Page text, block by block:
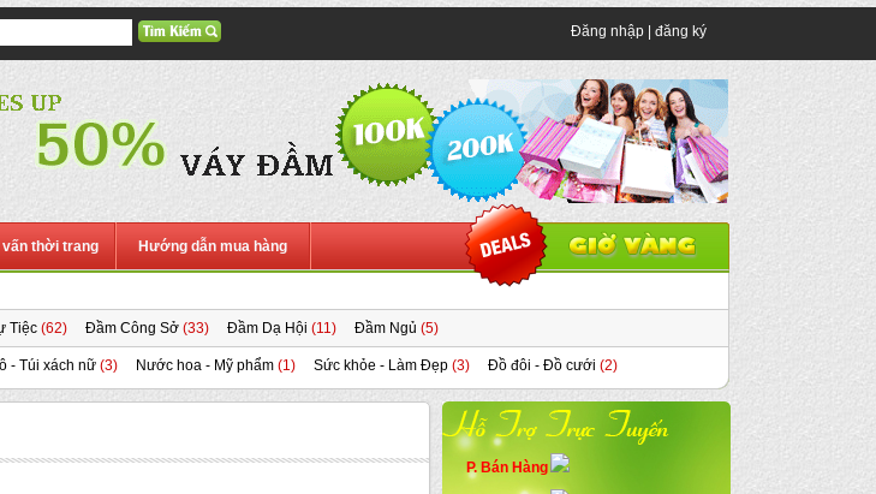
Đăng nhập đăng ký
thời trang Hướng dẫn mua hàng
Tiệc (62) Đầm Công Sở (33) Đầm Dạ Hội (11) Đầm Ngủ (5)
- Túi xách nữ (3) Nước hoa - Mỹ phẩm (1) Sức khỏe - Làm Đẹp (3) Đồ đôi - Đồ cưới (2)
P. Bán Hàng